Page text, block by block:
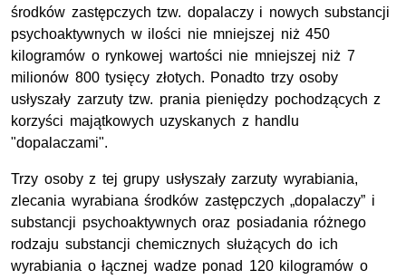
środków zastępczych tzw. dopalaczy i nowych substancji
psychoaktywnych w ilości nie mniejszej niż 450
kilogramów o rynkowej wartości nie mniejszej niż 7
milionów 800 tysięcy złotych. Ponadto trzy osoby
usłyszały zarzuty tzw. prania pieniędzy pochodzących z
korzyści majątkowych uzyskanych z handlu
"dopalaczami".
Trzy osoby z tej grupy usłyszały zarzuty wyrabiania,
zlecania wyrabiana środków zastępczych „dopalaczy” i
substancji psychoaktywnych oraz posiadania różnego
rodzaju substancji chemicznych służących do ich
wyrabiania o łącznej wadze ponad 120 kilogramów o